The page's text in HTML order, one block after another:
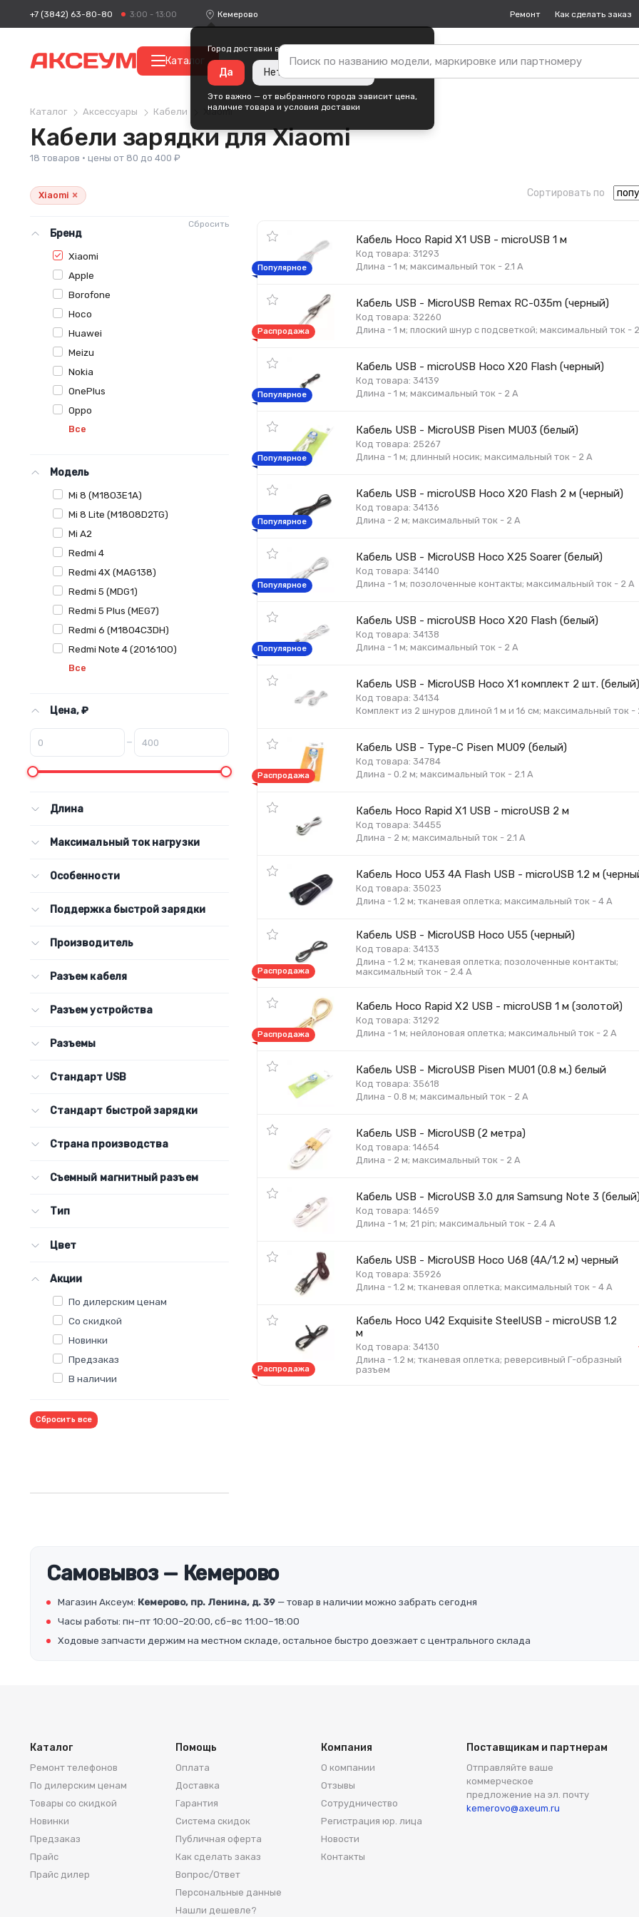
+7 (3842) 63-80-80 3:00 - 13:00 Кемерово
Город доставки ваших покупок —
Да Нет, изменить город
Это важно — от выбранного города зависит цена,
наличие товара и условия доставки
Ремонт Как сделать заказ
Каталог
Каталог Аксессуары Кабели Xiaomi
Кабели зарядки для Xiaomi
18 товаров · цены от 80 до 400 ₽
Xiaomi ×
Сбросить
Бренд
Xiaomi
Apple
Borofone
Hoco
Huawei
Meizu
Nokia
OnePlus
Oppo
Все
Модель
Mi 8 (M1803E1A)
Mi 8 Lite (M1808D2TG)
Mi A2
Redmi 4
Redmi 4X (MAG138)
Redmi 5 (MDG1)
Redmi 5 Plus (MEG7)
Redmi 6 (M1804C3DH)
Redmi Note 4 (2016100)
Все
Цена, ₽
–
Длина
Максимальный ток нагрузки
Особенности
Поддержка быстрой зарядки
Производитель
Разъем кабеля
Разъем устройства
Разъемы
Стандарт USB
Стандарт быстрой зарядки
Страна производства
Съемный магнитный разъем
Тип
Цвет
Акции
По дилерским ценам
Со скидкой
Новинки
Предзаказ
В наличии
Сбросить все
Сортировать по
Кабель Hoco Rapid X1 USB - microUSB 1 м
Код товара: 31293
Длина - 1 м; максимальный ток - 2.1 А
Популярное
Кабель USB - MicroUSB Remax RC-035m (черный)
Код товара: 32260
Длина - 1 м; плоский шнур с подсветкой; максимальный ток -
Распродажа
Кабель USB - microUSB Hoco X20 Flash (черный)
Код товара: 34139
Длина - 1 м; максимальный ток - 2 А
Популярное
Кабель USB - MicroUSB Pisen MU03 (белый)
Код товара: 25267
Длина - 1 м; длинный носик; максимальный ток - 2 А
Популярное
Кабель USB - microUSB Hoco X20 Flash 2 м (черный)
Код товара: 34136
Длина - 2 м; максимальный ток - 2 А
Популярное
Кабель USB - MicroUSB Hoco X25 Soarer (белый)
Код товара: 34140
Длина - 1 м; позолоченные контакты; максимальный ток - 2 А
Популярное
Кабель USB - microUSB Hoco X20 Flash (белый)
Код товара: 34138
Длина - 1 м; максимальный ток - 2 А
Популярное
Кабель USB - MicroUSB Hoco X1 комплект 2 шт. (белый)
Код товара: 34134
Комплект из 2 шнуров длиной 1 м и 16 см; максимальный ток -
Кабель USB - Type-C Pisen MU09 (белый)
Код товара: 34784
Длина - 0.2 м; максимальный ток - 2.1 А
Распродажа
Кабель Hoco Rapid X1 USB - microUSB 2 м
Код товара: 34455
Длина - 2 м; максимальный ток - 2.1 А
Кабель Hoco U53 4A Flash USB - microUSB 1.2 м
Код товара: 35023
Длина - 1.2 м; тканевая оплетка; максимальный ток - 4 А
Кабель USB - MicroUSB Hoco U55 (черный)
Код товара: 34133
Длина - 1.2 м; тканевая оплетка; позолоченные контакты;
максимальный ток - 2.4 А
Распродажа
Кабель Hoco Rapid X2 USB - microUSB 1 м (золотой)
Код товара: 31292
Длина - 1 м; нейлоновая оплетка; максимальный ток - 2 А
Распродажа
Кабель USB - MicroUSB Pisen MU01 (0.8 м.) белый
Код товара: 35618
Длина - 0.8 м; максимальный ток - 2 А
Кабель USB - MicroUSB (2 метра)
Код товара: 14654
Длина - 2 м; максимальный ток - 2 А
Кабель USB - MicroUSB 3.0 для Samsung Note 3
Код товара: 14659
Длина - 1 м; 21 pin; максимальный ток - 2.4 А
Кабель USB - MicroUSB Hoco U68 (4A/1.2 м) черный
Код товара: 35926
Длина - 1.2 м; тканевая оплетка; максимальный ток - 4 А
Кабель Hoco U42 Exquisite SteelUSB - microUSB 1.2
м
Код товара: 34130
Длина - 1.2 м; тканевая оплетка; реверсивный Г-образный
разъем
Распродажа
Самовывоз — Кемерово
Магазин Аксеум: Кемерово, пр. Ленина, д. 39 — товар в наличии можно забрать сегодня
Часы работы: пн–пт 10:00–20:00, сб–вс 11:00–18:00
Ходовые запчасти держим на местном складе, остальное быстро доезжает с центрального склада
Каталог
Ремонт телефонов
По дилерским ценам
Товары со скидкой
Новинки
Предзаказ
Прайс
Прайс дилер
Помощь
Оплата
Доставка
Гарантия
Система скидок
Публичная оферта
Как сделать заказ
Вопрос/Ответ
Персональные данные
Нашли дешевле?
Компания
О компании
Отзывы
Сотрудничество
Регистрация юр. лица
Новости
Контакты
Поставщикам и партнерам
Отправляйте ваше
коммерческое
предложение на эл. почту
kemerovo@axeum.ru